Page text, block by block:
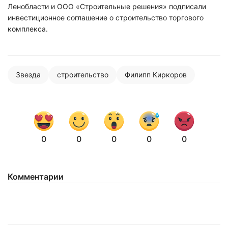
Ленобласти и ООО «Строительные решения» подписали
инвестиционное соглашение о строительство торгового
комплекса.
Звезда строительство Филипп Киркоров
0 0 0 0 0
Комментарии